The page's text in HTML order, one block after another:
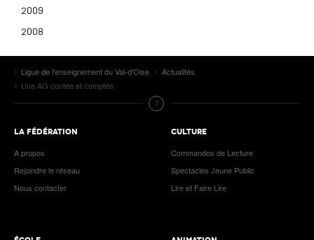
2009
2008
Ligue de l'enseignement du Val-d'Oise
Actualités
Une AG contée et comptée
LA FÉDÉRATION
A propos
Rejoindre le réseau
Nous contacter
CULTURE
Commandos de Lecture
Spectacles Jeune Public
Lire et Faire Lire